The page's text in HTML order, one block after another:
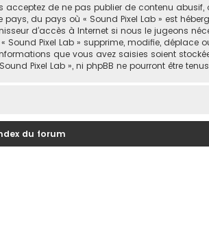
acceptez de ne pas publier de contenu
pays, du pays où « Sound Pixel Lab » est
d’accès à Internet si nous le jugeons
Sound Pixel Lab » supprime, modifie,
que vous avez saisies soient
Pixel Lab », ni phpBB ne pourront être
du forum